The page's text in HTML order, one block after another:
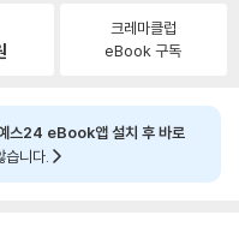
크레마클럽
eBook 구독
스24 eBook앱 설치 후 바로
습니다.